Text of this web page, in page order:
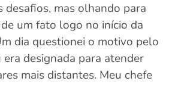
desafios, mas olhando para
um fato logo no início da
dia questionei o motivo pelo
designada para atender
mais distantes. Meu chefe